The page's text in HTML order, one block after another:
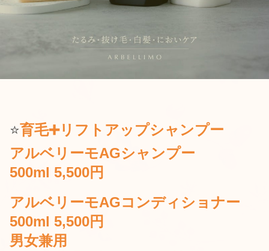
⭐️育毛➕リフトアップシャンプー
アルベリーモAGシャンプー
500ml 5,500円
アルベリーモAGコンディショナー
500ml 5,500円
男女兼用